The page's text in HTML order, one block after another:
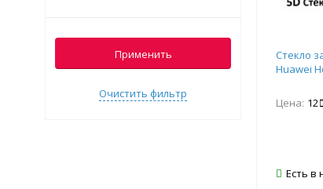
Применить
Очистить фильтр
Стекло
Huawei
Цена: 12
Есть в